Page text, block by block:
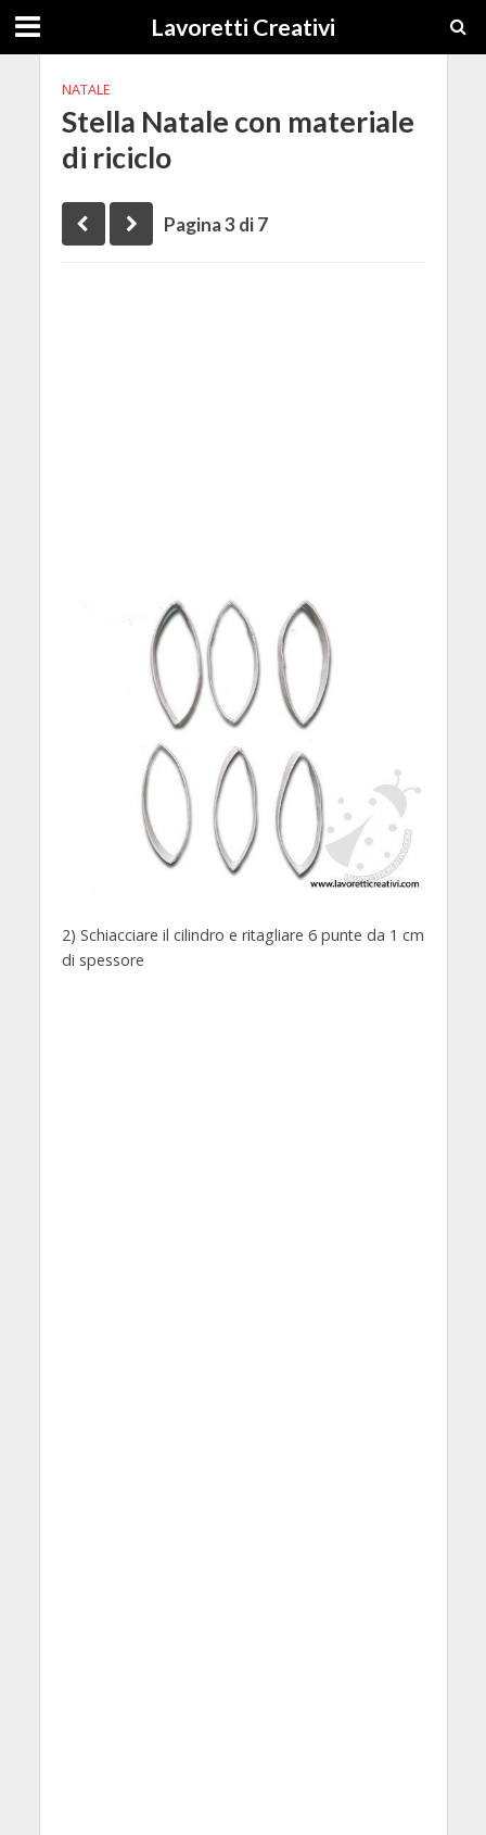
Lavoretti Creativi
NATALE
Stella Natale con materiale
di riciclo
Pagina 3 di 7
2) Schiacciare il cilindro e ritagliare 6 punte da 1 cm
di spessore